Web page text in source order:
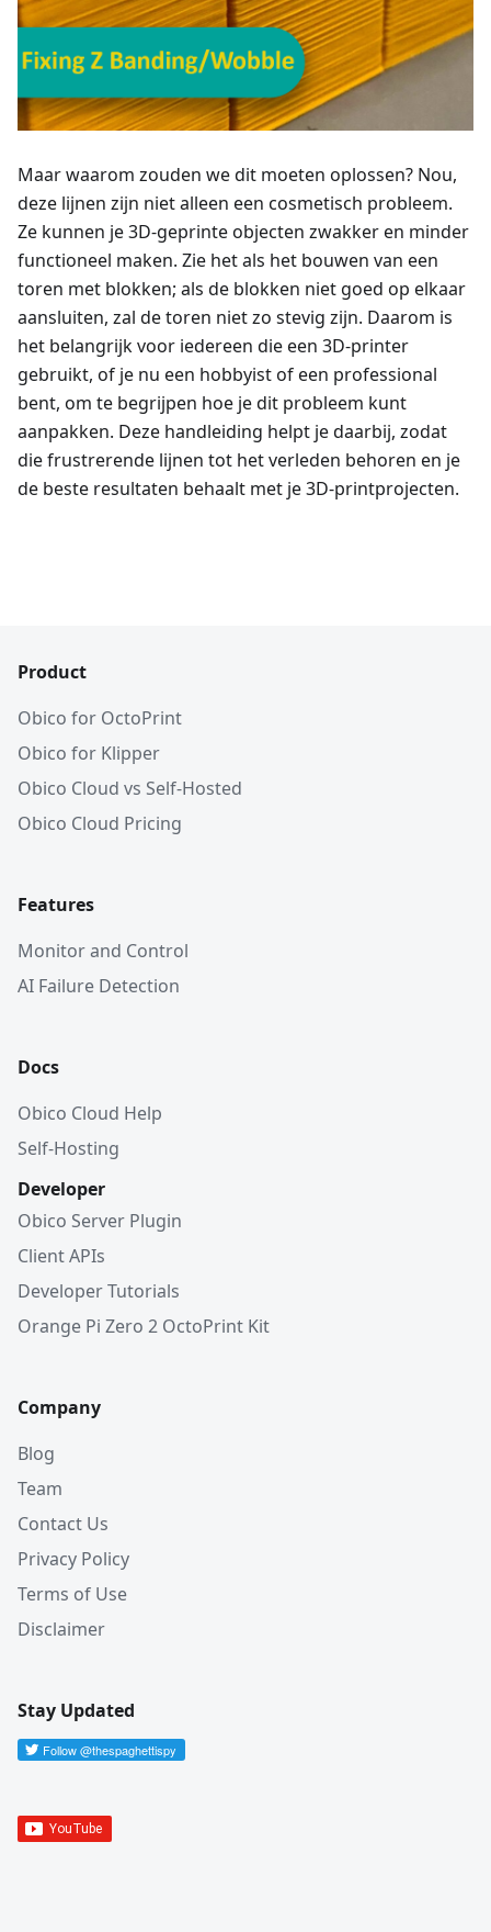
Maar waarom zouden we dit moeten oplossen? Nou,
deze lijnen zijn niet alleen een cosmetisch probleem.
Ze kunnen je 3D-geprinte objecten zwakker en minder
functioneel maken. Zie het als het bouwen van een
toren met blokken; als de blokken niet goed op elkaar
aansluiten, zal de toren niet zo stevig zijn. Daarom is
het belangrijk voor iedereen die een 3D-printer
gebruikt, of je nu een hobbyist of een professional
bent, om te begrijpen hoe je dit probleem kunt
aanpakken. Deze handleiding helpt je daarbij, zodat
die frustrerende lijnen tot het verleden behoren en je
de beste resultaten behaalt met je 3D-printprojecten.
Product
Obico for OctoPrint
Obico for Klipper
Obico Cloud vs Self-Hosted
Obico Cloud Pricing
Features
Monitor and Control
AI Failure Detection
Docs
Obico Cloud Help
Self-Hosting
Developer
Obico Server Plugin
Client APIs
Developer Tutorials
Orange Pi Zero 2 OctoPrint Kit
Company
Blog
Team
Contact Us
Privacy Policy
Terms of Use
Disclaimer
Stay Updated